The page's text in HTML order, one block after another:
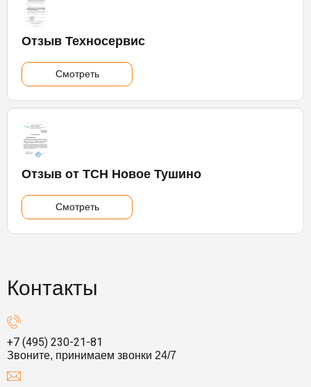
Отзыв Техносервис
Смотреть
Отзыв от ТСН Новое Тушино
Смотреть
Контакты
+7 (495) 230-21-81
Звоните, принимаем звонки 24/7